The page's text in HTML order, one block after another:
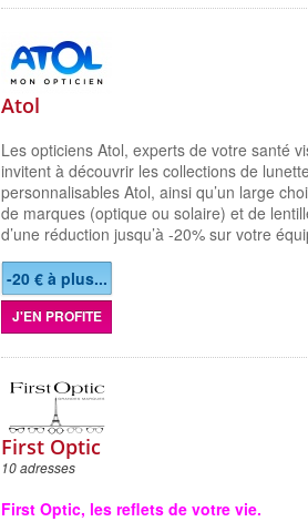
Atol
Les opticiens Atol, experts de votre santé
invitent à découvrir les collections de
personnalisables Atol, ainsi qu’un large
de marques (optique ou solaire) et de
d’une réduction jusqu’à -20% sur votre
-20 € à plus...
J'EN PROFITE
First Optic
10 adresses
First Optic, les reflets de votre vie.